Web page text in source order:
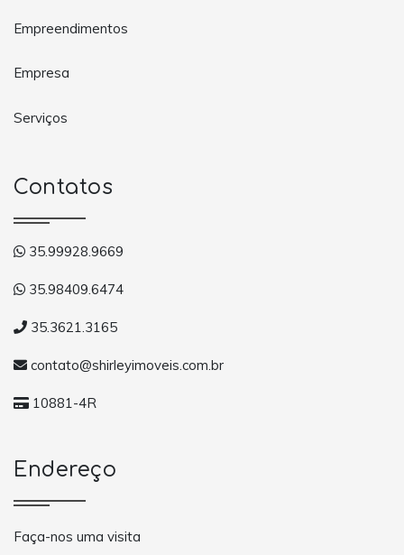
Empreendimentos
Empresa
Serviços
Contatos
35.99928.9669
35.98409.6474
35.3621.3165
contato@shirleyimoveis.com.br
10881-4R
Endereço
Faça-nos uma visita